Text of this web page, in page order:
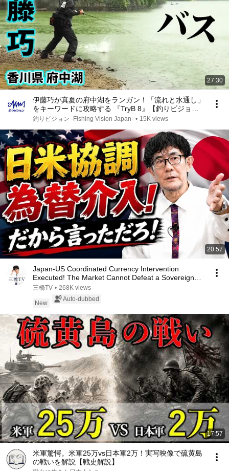
27:30
伊藤巧が真夏の府中湖をランガン！「流れと水通し」
をキーワードに攻略する 『TryB 8』【釣りビジョ
ン】
釣りビジョン -Fishing Vision Japan- • 15K views
20:57
Japan-US Coordinated Currency Intervention
Executed! The Market Cannot Defeat a Sovereign
Currenc...
三橋TV • 268K views
New
Auto-dubbed
17:57
米軍驚愕。米軍25万vs日本軍2万！実写映像で硫黄島
の戦いを解説【戦史解説】